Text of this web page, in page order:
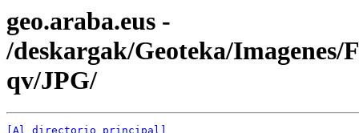
geo.araba.eus -
/deskargak/Geoteka/Imagenes/
qv/JPG/
[Al directorio principal]